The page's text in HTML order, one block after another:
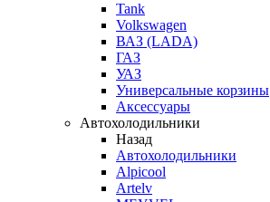
Tank
Volkswagen
ВАЗ (LADA)
ГАЗ
УАЗ
Универсальные корзины
Аксессуары
Автохолодильники
Назад
Автохолодильники
Alpicool
Artelv